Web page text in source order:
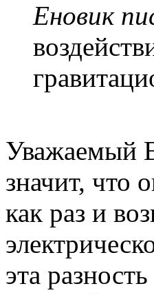
Еновик
Уважаемый
значит, что
как раз и
эта